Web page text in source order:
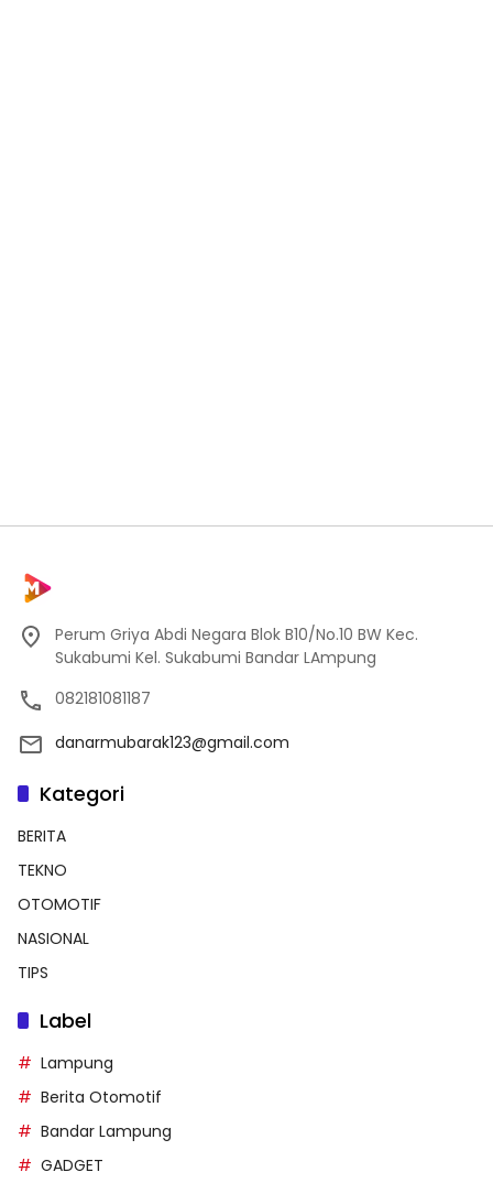
Perum Griya Abdi Negara Blok B10/No.10 BW Kec.
Sukabumi Kel. Sukabumi Bandar LAmpung
082181081187
danarmubarak123@gmail.com
Kategori
BERITA
TEKNO
OTOMOTIF
NASIONAL
TIPS
Label
Lampung
Berita Otomotif
Bandar Lampung
GADGET